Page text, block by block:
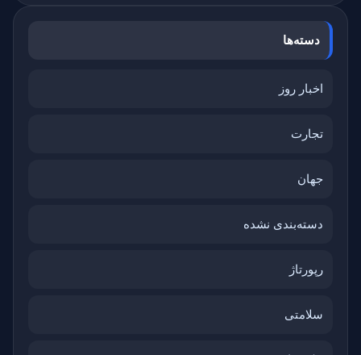
دسته‌ها
اخبار روز
تجارت
جهان
دسته‌بندی نشده
رپورتاژ
سلامتی